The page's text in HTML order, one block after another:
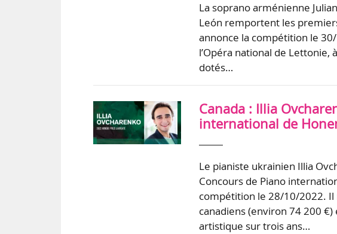
La soprano arménienne
León remportent les
annonce la compétition le
l’Opéra national de Lettonie,
dotés…
Canada : Illia
international de
Le pianiste ukrainien Illia
Concours de Piano
compétition le 28/10/2022.
canadiens (environ 74 200
artistique sur trois ans…